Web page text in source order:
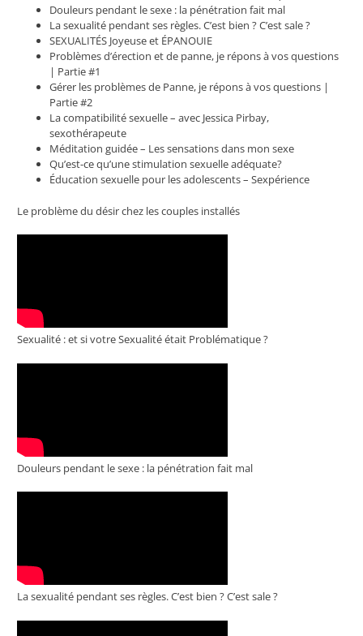
Douleurs pendant le sexe : la pénétration fait mal
La sexualité pendant ses règles. C’est bien ? C’est sale ?
SEXUALITÉS Joyeuse et ÉPANOUIE
Problèmes d’érection et de panne, je répons à vos questions
| Partie #1
Gérer les problèmes de Panne, je répons à vos questions |
Partie #2
La compatibilité sexuelle – avec Jessica Pirbay,
sexothérapeute
Méditation guidée – Les sensations dans mon sexe
Qu’est-ce qu’une stimulation sexuelle adéquate?
Éducation sexuelle pour les adolescents – Sexpérience
Le problème du désir chez les couples installés
Sexualité : et si votre Sexualité était Problématique ?
Douleurs pendant le sexe : la pénétration fait mal
La sexualité pendant ses règles. C’est bien ? C’est sale ?